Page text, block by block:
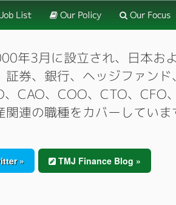
Job List Our Policy Our Focus
年3月に設立され、日本お
証券、銀行、ヘッジファン
、CAO、COO、CTO、
連の職種をカバーしていま
» TMJ Finance Blog »